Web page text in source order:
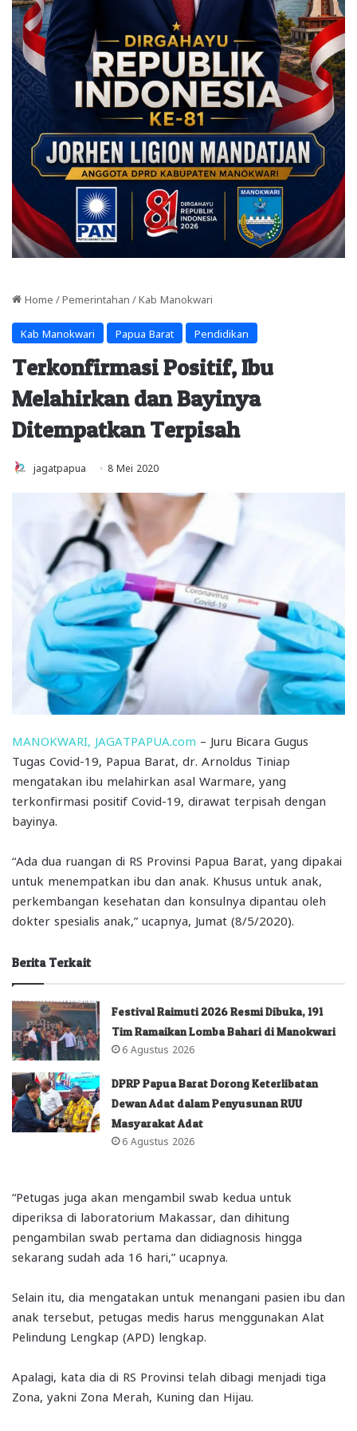
Home / Pemerintahan / Kab Manokwari
Kab Manokwari Papua Barat Pendidikan
Terkonfirmasi Positif, Ibu
Melahirkan dan Bayinya
Ditempatkan Terpisah
jagatpapua 8 Mei 2020
MANOKWARI, JAGATPAPUA.com – Juru Bicara Gugus
Tugas Covid-19, Papua Barat, dr. Arnoldus Tiniap
mengatakan ibu melahirkan asal Warmare, yang
terkonfirmasi positif Covid-19, dirawat terpisah dengan
bayinya.
“Ada dua ruangan di RS Provinsi Papua Barat, yang dipakai
untuk menempatkan ibu dan anak. Khusus untuk anak,
perkembangan kesehatan dan konsulnya dipantau oleh
dokter spesialis anak,” ucapnya, Jumat (8/5/2020).
Berita Terkait
Festival Raimuti 2026 Resmi Dibuka, 191
Tim Ramaikan Lomba Bahari di Manokwari
6 Agustus 2026
DPRP Papua Barat Dorong Keterlibatan
Dewan Adat dalam Penyusunan RUU
Masyarakat Adat
6 Agustus 2026
“Petugas juga akan mengambil swab kedua untuk
diperiksa di laboratorium Makassar, dan dihitung
pengambilan swab pertama dan didiagnosis hingga
sekarang sudah ada 16 hari,” ucapnya.
Selain itu, dia mengatakan untuk menangani pasien ibu dan
anak tersebut, petugas medis harus menggunakan Alat
Pelindung Lengkap (APD) lengkap.
Apalagi, kata dia di RS Provinsi telah dibagi menjadi tiga
Zona, yakni Zona Merah, Kuning dan Hijau.